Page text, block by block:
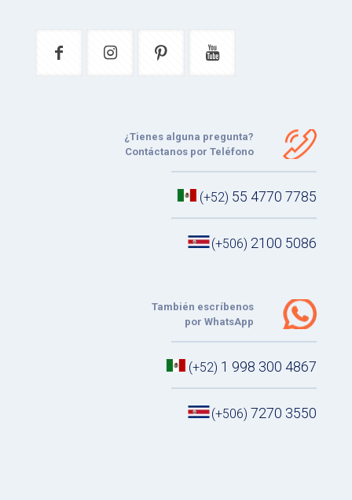
¿Tienes alguna pregunta?
Contáctanos por Teléfono
(+52) 55 4770 7785
(+506) 2100 5086
También escríbenos
por WhatsApp
(+52) 1 998 300 4867
(+506) 7270 3550